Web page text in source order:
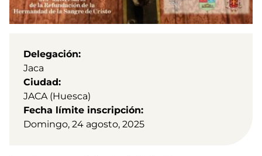
Delegación
Jaca
Ciudad
JACA (Huesca)
Fecha límite inscripción
Domingo, 24 agosto, 2025